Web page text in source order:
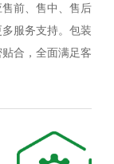
前、售中、售后
服务支持。包装
合，全面满足客